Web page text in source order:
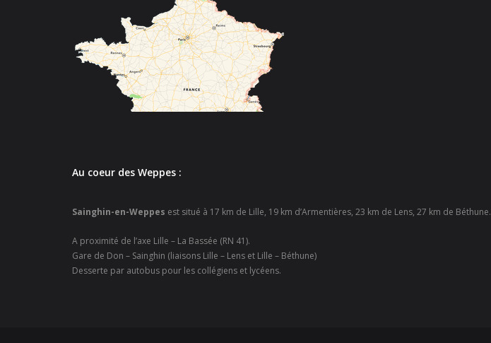
Au coeur des Weppes :
Sainghin-en-Weppes est situé à 17 km de Lille, 19 km d’Armentières, 23 km de Lens, 27 km de Béthune.
A proximité de l’axe Lille – La Bassée (RN 41).
Gare de Don – Sainghin (liaisons Lille – Lens et Lille – Béthune)
Desserte par autobus pour les collégiens et lycéens.